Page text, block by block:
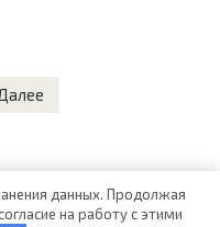
данных. Продолжая
на работу с этими